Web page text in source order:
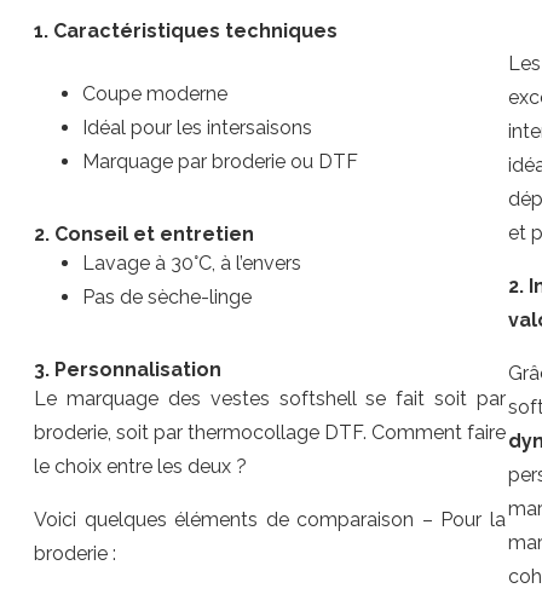
1. Caractéristiques techniques
Coupe moderne
Idéal pour les intersaisons
Marquage par broderie ou DTF
2. Conseil et entretien
Lavage à 30°C, à l’envers
Pas de sèche-linge
3. Personnalisation
Le marquage des vestes softshell se fait soit par
broderie, soit par thermocollage DTF. Comment faire
le choix entre les deux ?
Voici quelques éléments de comparaison – Pour la
broderie :
et
2.